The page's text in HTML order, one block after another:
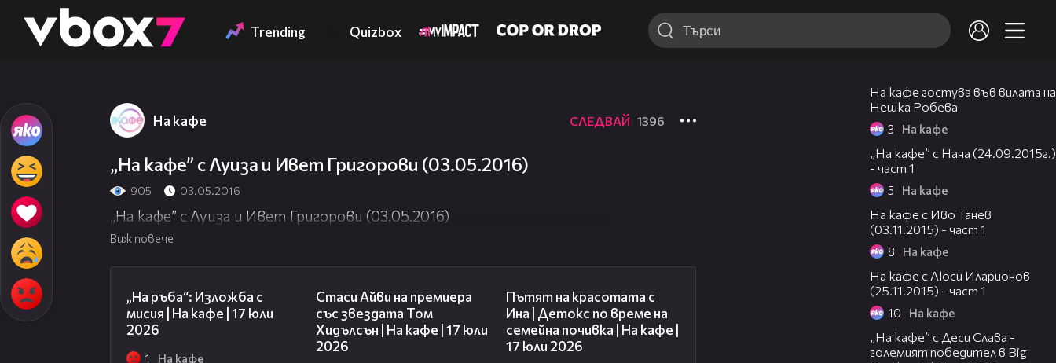
👾 Trending Quizbox
На кафе СЛЕДВАЙ 1396
„На кафе” с Луиза и Ивет Григорови (03.05.2016)
905 03.05.2016
„На кафе” с Луиза и Ивет Григорови (03.05.2016)
Виж повече
„На ръба“: Изложба с
мисия | На кафе | 17 юли
2026
1 На кафе
Стаси Айви на премиера
със звездата Том
Хидълсън | На кафе | 17 юли
2026
Пътят на красотата с
Ина | Детокс по време на
семейна почивка | На кафе |
17 юли 2026
На кафе гостува във вилата на
Нешка Робева
3 На кафе
„На кафе” с Нана (24.09.2015г.)
- част 1
5 На кафе
На кафе с Иво Танев
(03.11.2015) - част 1
8 На кафе
На кафе с Люси Иларионов
(25.11.2015) - част 1
10 На кафе
„На кафе” с Деси Слава -
големият победител в Big